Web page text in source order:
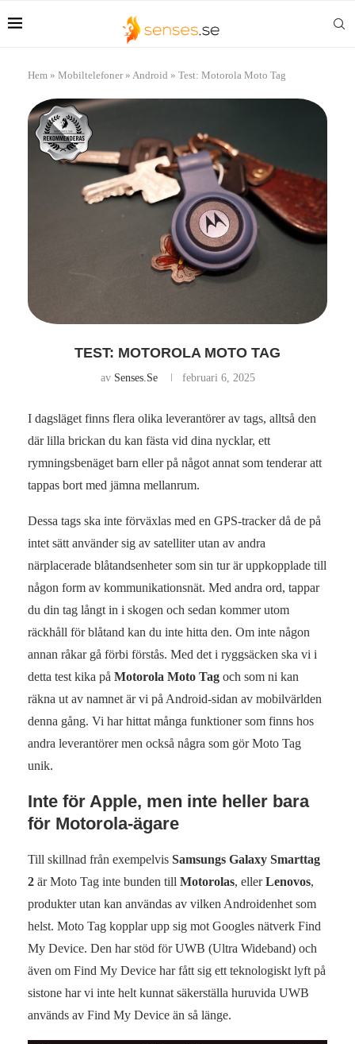
Hem » Mobiltelefoner» Android » Test: Motorola Moto Tag
TEST: MOTOROLA MOTO TAG
av Senses.se februari 6, 2025
I dagsläget finns flera olika leverantörer av tags, alltså den
där lilla brickan du kan fästa vid dina nycklar, ett
rymningsbenäget barn eller på något annat som tenderar att
tappas bort med jämna mellanrum.
Dessa tags ska inte förväxlas med en GPS-tracker då de på
intet sätt använder sig av satelliter utan av andra
närplacerade blåtandsenheter som sin tur är uppkopplade till
någon form av kommunikationsnät. Med andra ord, tappar
du din tag långt in i skogen och sedan kommer utom
räckhåll för blåtand kan du inte hitta den. Om inte någon
annan råkar gå förbi förstås. Med det i ryggsäcken ska vi i
detta test kika på Motorola Moto Tag och som ni kan
räkna ut av namnet är vi på Android-sidan av mobilvärlden
denna gång. Vi har hittat många funktioner som finns hos
andra leverantörer men också några som gör Moto Tag
unik.
Inte för Apple, men inte heller bara
för Motorola-ägare
Till skillnad från exempelvis Samsungs Galaxy Smarttag
2 är Moto Tag inte bunden till Motorolas, ellerLenovos,
produkter utan kan användas av vilken Androidenhet som
helst. Moto Tag kopplar upp sig mot Googles nätverk Find
My Device. Den har stöd för UWB (Ultra Wideband) och
även om Find My Device har fått sig ett teknologiskt lyft på
sistone har vi inte helt kunnat säkerställa huruvida UWB
används av Find My Device än så länge.